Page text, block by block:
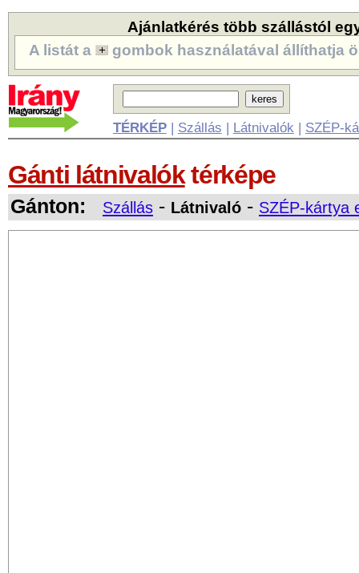
Ajánlatkérés több szállástól
A listát a
gombok használatával állíthatja
TÉRKÉP| Szállás | Látnivalók | SZÉP-
Gánti látnivalóktérképe
Gánton: Szállás - Látnivaló - SZÉP-kártya